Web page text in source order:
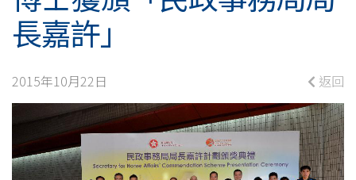
總
監
劉
信
長嘉許」
2015年10月22日 返回